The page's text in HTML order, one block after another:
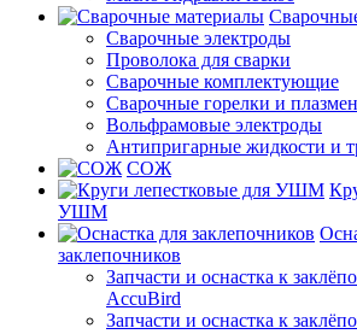
Сварочные электроды
Проволока для сварки
Сварочные комплектующие
Сварочные горелки и
Вольфрамовые электроды
Антипригарные жидкости и
СОЖ
УШМ
заклепочников
Запчасти и оснастка к
AccuBird
Запчасти и оснастка к